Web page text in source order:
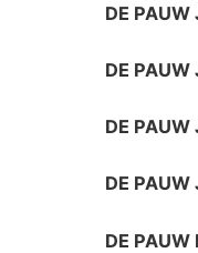
DE PAUW
DE PAUW
DE PAUW
DE PAUW
DE PAUW